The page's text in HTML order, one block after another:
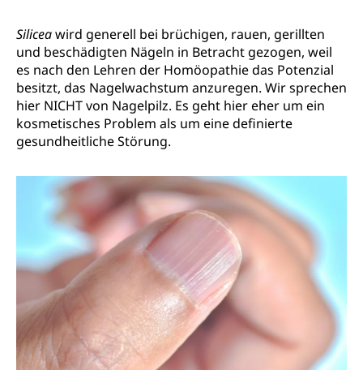
Siliceawird generell bei brüchigen, rauen, gerillten
und beschädigten Nägeln in Betracht gezogen, weil
es nach den Lehren der Homöopathie das Potenzial
besitzt, das Nagelwachstum anzuregen. Wir sprechen
hier NICHT von Nagelpilz. Es geht hier eher um ein
kosmetisches Problem als um eine definierte
gesundheitliche Störung.